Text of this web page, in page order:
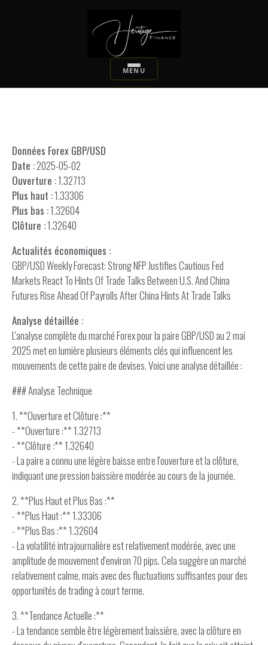
Données Forex GBP/USD
Date :2025-05-02
Ouverture :1.32713
Plus haut :1.33306
Plus bas :1.32604
Clôture :1.32640
Actualités économiques :
GBP/USD Weekly Forecast: Strong NFP Justifies Cautious Fed
Markets React To Hints Of Trade Talks Between U.S. And China
Futures Rise Ahead Of Payrolls After China Hints At Trade Talks
Analyse détaillée :
L'analyse complète du marché Forex pour la paire GBP/USD au 2 mai
2025 met en lumière plusieurs éléments clés qui influencent les
mouvements de cette paire de devises. Voici une analyse détaillée :
### Analyse Technique
1. **Ouverture et Clôture :**
- **Ouverture :** 1.32713
- **Clôture :** 1.32640
- La paire a connu une légère baisse entre l'ouverture et la clôture,
indiquant une pression baissière modérée au cours de la journée.
2. **Plus Haut et Plus Bas :**
- **Plus Haut :** 1.33306
- **Plus Bas :** 1.32604
- La volatilité intrajournalière est relativement modérée, avec une
amplitude de mouvement d'environ 70 pips. Cela suggère un marché
relativement calme, mais avec des fluctuations suffisantes pour des
opportunités de trading à court terme.
3. **Tendance Actuelle :**
- La tendance semble être légèrement baissière, avec la clôture en